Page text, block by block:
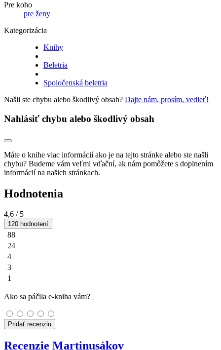
Pre koho
pre ženy
Kategorizácia
Knihy
Beletria
Spoločenská beletria
Našli ste chybu alebo škodlivý obsah? Dajte nám, prosím, vedieť!
Nahlásiť chybu alebo škodlivý obsah
Máte o knihe viac informácií ako je na tejto stránke alebo ste našli
chybu? Budeme vám veľmi vďační, ak nám pomôžete s doplnením
informácií na našich stránkach.
Hodnotenia
4,6 / 5
120 hodnotení
88
24
4
3
1
Ako sa páčila e-kniha vám?
Pridať recenziu
Recenzie Martinusákov